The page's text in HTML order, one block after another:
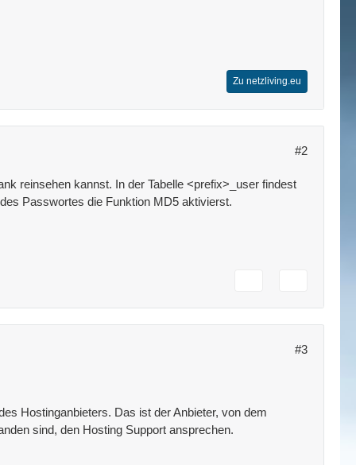
Zu netzliving.eu
#2
reinsehen kannst. In der Tabelle <prefix>_user findest
Passwortes die Funktion MD5 aktivierst.
#3
Hostinganbieters. Das ist der Anbieter, von dem
sind, den Hosting Support ansprechen.